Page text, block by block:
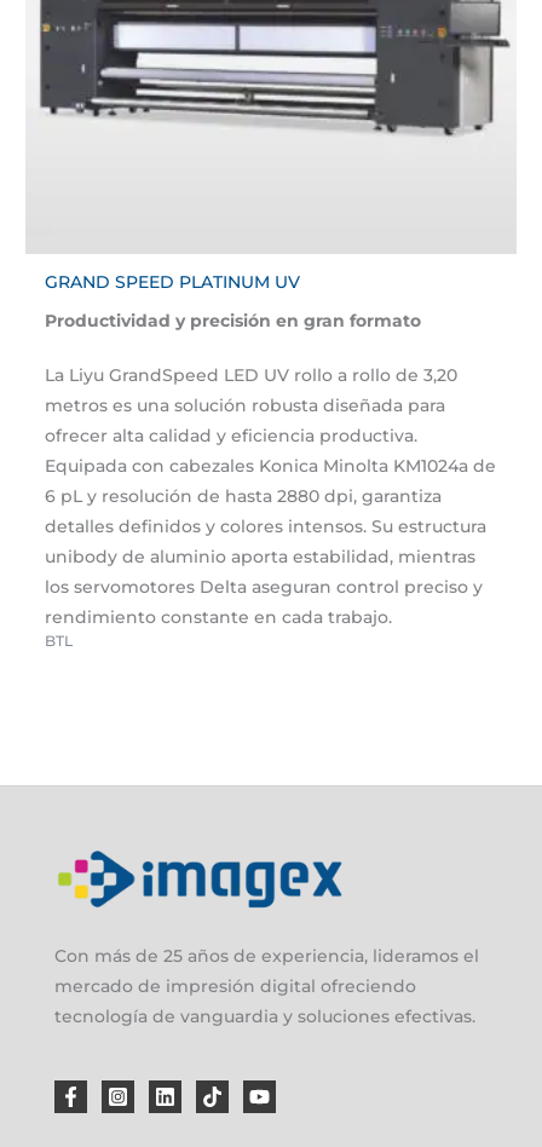
GRAND SPEED PLATINUM UV
Productividad y precisión en gran formato
La Liyu GrandSpeed LED UV rollo a rollo de 3,20
metros es una solución robusta diseñada para
ofrecer alta calidad y eficiencia productiva.
Equipada con cabezales Konica Minolta KM1024a de
6 pL y resolución de hasta 2880 dpi, garantiza
detalles definidos y colores intensos. Su estructura
unibody de aluminio aporta estabilidad, mientras
los servomotores Delta aseguran control preciso y
rendimiento constante en cada trabajo.
BTL
Con más de 25 años de experiencia, lideramos el
mercado de impresión digital ofreciendo
tecnología de vanguardia y soluciones efectivas.